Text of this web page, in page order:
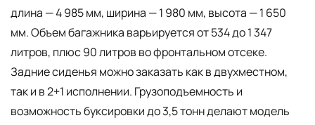
длина — 4 985 мм, ширина — 1 980 мм, высота — 1 650
мм. Объем багажника варьируется от 534 до 1 347
литров, плюс 90 литров во фронтальном отсеке.
Задние сиденья можно заказать как в двухместном,
так и в 2+1 исполнении. Грузоподъемность и
возможность буксировки до 3,5 тонн делают модель